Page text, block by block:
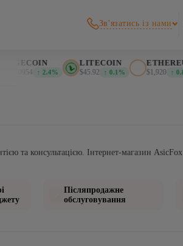
Зв'язатись із нами
↑ 2.4%
LITECOIN
$45.92 ↑ 0.1% $1,920 ↑
та консультацією. Інтернет-магазин
Післяпродажне
обслуговування